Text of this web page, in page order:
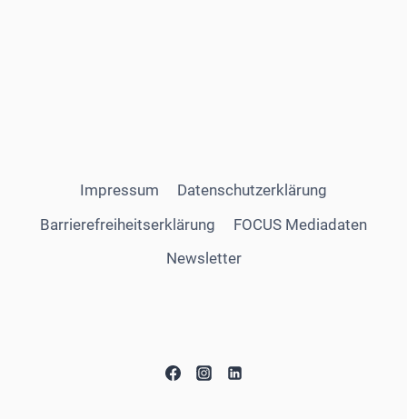
Impressum
Datenschutzerklärung
Barrierefreiheitserklärung
FOCUS Mediadaten
Newsletter